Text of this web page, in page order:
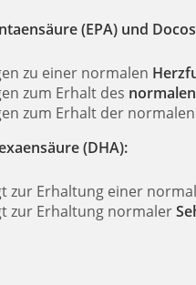
(EPA) und
zu einer normalen
zum Erhalt des normalen
zum Erhalt der
(DHA):
zur Erhaltung einer
zur Erhaltung normaler